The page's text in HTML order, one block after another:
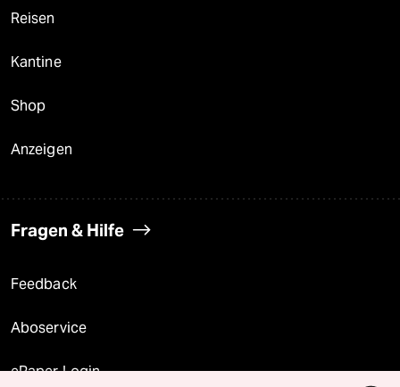
Reisen
Kantine
Shop
Anzeigen
Fragen & Hilfe
Feedback
Aboservice
ePaper Login